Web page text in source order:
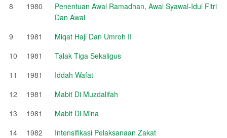
8
1980
Penentuan Awal Ramadhan, Awal Syawal-Idul Fitri
Dan Awal
9
1981
Miqat Haji Dan Umroh II
10
1981
Talak Tiga Sekaligus
11
1981
Iddah Wafat
12
1981
Mabit Di Muzdalifah
13
1981
Mabit Di Mina
14
1982
Intensifikasi Pelaksanaan Zakat